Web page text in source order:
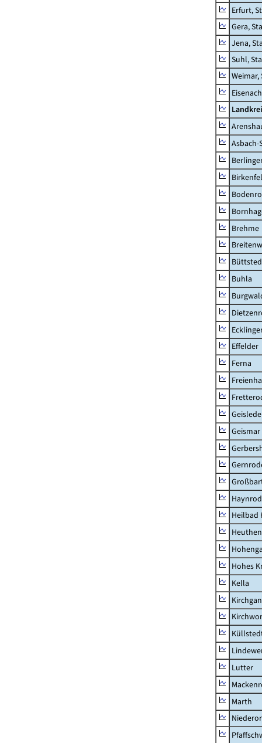
Erfurt,
Gera,
Jena,
Suhl,
Weimar,
Asbach-
Brehme
Buhla
Effelder
Ferna
Geismar
Heilbad
Heuthen
Hohes
Kella
Lutter
Marth